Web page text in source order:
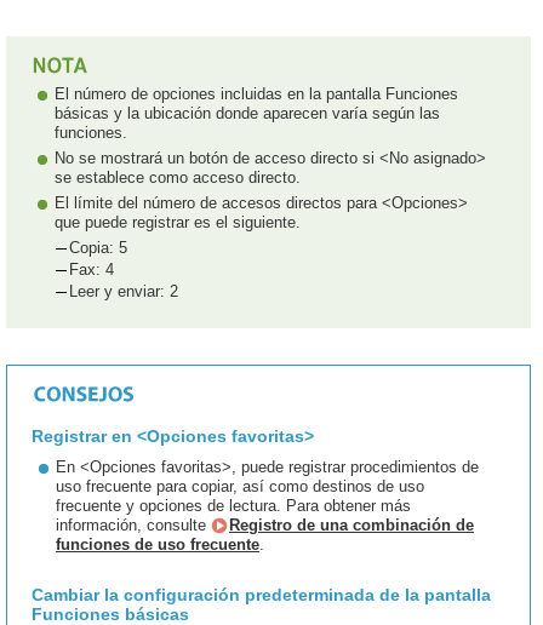
El número de opciones incluidas en la pantalla Funciones
básicas y la ubicación donde aparecen varía según las
funciones.
No se mostrará un botón de acceso directo si <No asignado>
se establece como acceso directo.
El límite del número de accesos directos para <Opciones>
que puede registrar es el siguiente.
Copia: 5
Fax: 4
Leer y enviar: 2
Registrar en <Opciones favoritas>
En <Opciones favoritas>, puede registrar procedimientos de
uso frecuente para copiar, así como destinos de uso
frecuente y opciones de lectura. Para obtener más
información, consulte
Registro de una combinación de
funciones de uso frecuente.
Cambiar la configuración predeterminada de la pantalla
Funciones básicas